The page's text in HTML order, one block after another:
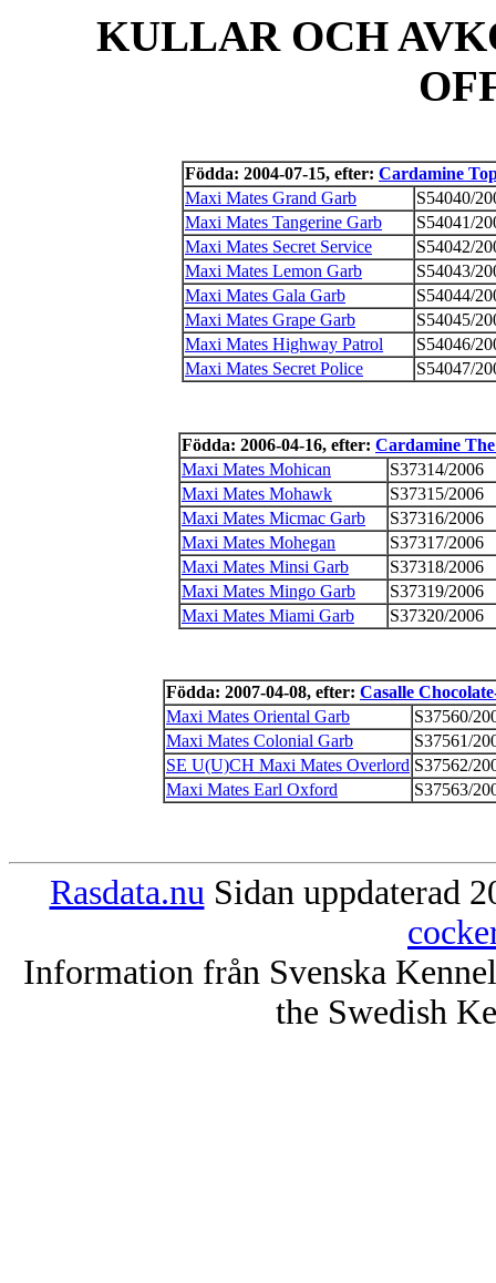
KULLAR OCH
Födda: 2004-07-15, efter: Cardamine
Maxi Mates Grand Garb
S54040/
Maxi Mates Tangerine Garb
S54041/
Maxi Mates Secret Service
S54042/
Maxi Mates Lemon Garb
S54043/
Maxi Mates Gala Garb
S54044/
Maxi Mates Grape Garb
S54045/
Maxi Mates Highway Patrol
S54046/
Maxi Mates Secret Police
S54047/
Födda: 2006-04-16, efter: Cardamine
Maxi Mates Mohican
S37314/2006
Maxi Mates Mohawk
S37315/2006
Maxi Mates Micmac Garb
S37316/2006
Maxi Mates Mohegan
S37317/2006
Maxi Mates Minsi Garb
S37318/2006
Maxi Mates Mingo Garb
S37319/2006
Maxi Mates Miami Garb
S37320/2006
Födda: 2007-04-08, efter: Casalle
Maxi Mates Oriental Garb
S37560/
Maxi Mates Colonial Garb
S37561/
SE U(U)CH Maxi Mates Overlord S37562/
Maxi Mates Earl Oxford
S37563/
Rasdata.nu Sidan uppdaterad
Information från Svenska
the Swedish